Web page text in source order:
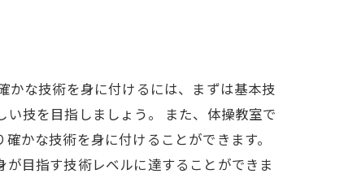
かな技術を身に付けるには、まずは基本技
技を目指しましょう。 また、体操教室で
かな技術を身に付けることができます。
目指す技術レベルに達することができま